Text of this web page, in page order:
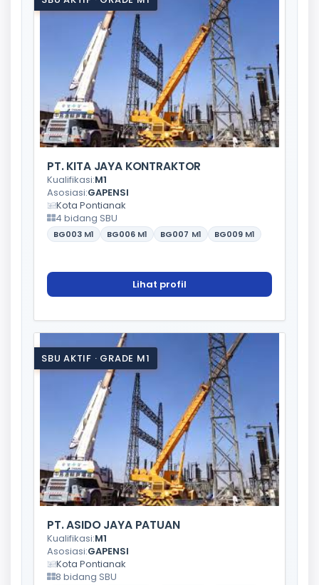
PT. KITA JAYA KONTRAKTOR
Kualifikasi:M1
Asosiasi:GAPENSI
Kota Pontianak
4 bidang SBU
BG003 M1 BG006 M1 BG007 M1 BG009 M1
Lihat profil
SBU AKTIF · GRADE M1
PT. ASIDO JAYA PATUAN
Kualifikasi:M1
Asosiasi:GAPENSI
Kota Pontianak
8 bidang SBU